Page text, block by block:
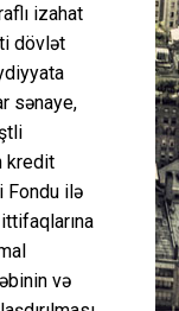
izahat
dövlət
sənaye,
kredit
Fondu ilə
ittifaqlarına
və